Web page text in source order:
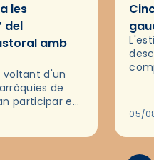
les
del
amb
voltant d'un
de
participar en
05/